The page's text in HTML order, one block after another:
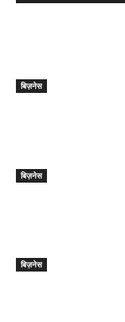
बिज़नेस
बिज़नेस
बिज़नेस